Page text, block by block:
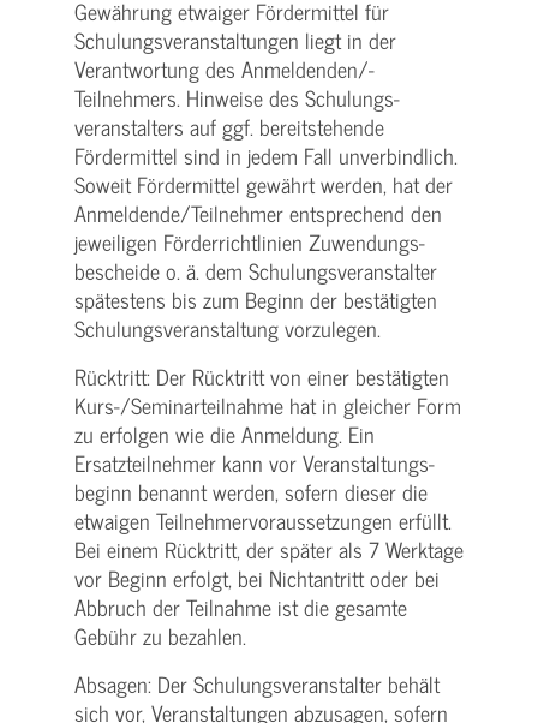
Gewährung etwaiger Fördermittel für
Schulungs­veranstaltungen liegt in der
Verantwortung des Anmeldenden/­
Teilnehmers. Hinweise des Schulungs­
veranstalters auf ggf. bereitstehende
Fördermittel sind in jedem Fall unverbindlich.
Soweit Fördermittel gewährt werden, hat der
Anmeldende/­Teilnehmer entsprechend den
jeweiligen Förderrichtlinien Zuwendungs­
bescheide o. ä. dem Schulungs­veranstalter
spätestens bis zum Beginn der bestätigten
Schulungs­veranstaltung vorzulegen.
Rücktritt: Der Rücktritt von einer bestätigten
Kurs-/­Seminarteilnahme hat in gleicher Form
zu erfolgen wie die Anmeldung. Ein
Ersatzteilnehmer kann vor Veranstaltungs­
beginn benannt werden, sofern dieser die
etwaigen Teilnehmer­voraussetzungen erfüllt.
Bei einem Rücktritt, der später als 7 Werktage
vor Beginn erfolgt, bei Nichtantritt oder bei
Abbruch der Teilnahme ist die gesamte
Gebühr zu bezahlen.
Absagen: Der Schulungs­veranstalter behält
sich vor, Veranstaltungen abzusagen, sofern